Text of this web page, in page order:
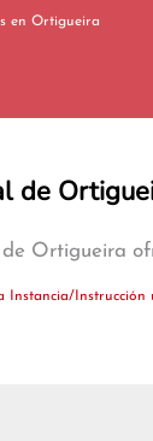
Declaración de Herederos en Ortigueira
de
Ortigueira
Instancia/Instrucción